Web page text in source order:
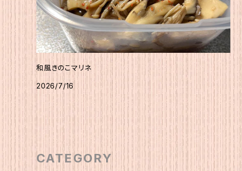
和風きのこマリネ
2026/7/16
CATEGORY